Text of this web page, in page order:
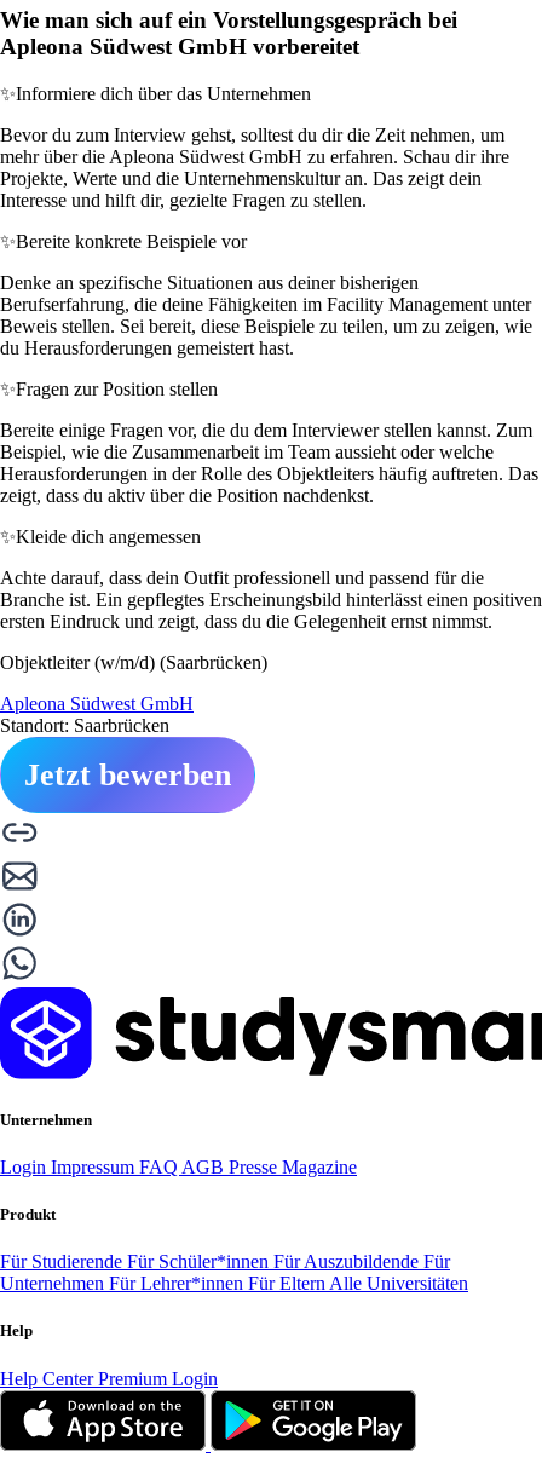
Wie man sich auf ein Vorstellungsgespräch bei
Apleona Südwest GmbH vorbereitet
✨Informiere dich über das Unternehmen
Bevor du zum Interview gehst, solltest du dir die Zeit nehmen, um
mehr über die Apleona Südwest GmbH zu erfahren. Schau dir ihre
Projekte, Werte und die Unternehmenskultur an. Das zeigt dein
Interesse und hilft dir, gezielte Fragen zu stellen.
✨Bereite konkrete Beispiele vor
Denke an spezifische Situationen aus deiner bisherigen
Berufserfahrung, die deine Fähigkeiten im Facility Management unter
Beweis stellen. Sei bereit, diese Beispiele zu teilen, um zu zeigen, wie
du Herausforderungen gemeistert hast.
✨Fragen zur Position stellen
Bereite einige Fragen vor, die du dem Interviewer stellen kannst. Zum
Beispiel, wie die Zusammenarbeit im Team aussieht oder welche
Herausforderungen in der Rolle des Objektleiters häufig auftreten. Das
zeigt, dass du aktiv über die Position nachdenkst.
✨Kleide dich angemessen
Achte darauf, dass dein Outfit professionell und passend für die
Branche ist. Ein gepflegtes Erscheinungsbild hinterlässt einen positiven
ersten Eindruck und zeigt, dass du die Gelegenheit ernst nimmst.
Objektleiter (w/m/d) (Saarbrücken)
Apleona Südwest GmbH
Standort: Saarbrücken
Jetzt bewerben
Unternehmen
Login Impressum FAQ AGB Presse Magazine
Produkt
Für Studierende Für Schüler*innen Für Auszubildende Für
Unternehmen Für Lehrer*innen Für Eltern Alle Universitäten
Help
Help CenterPremium Login